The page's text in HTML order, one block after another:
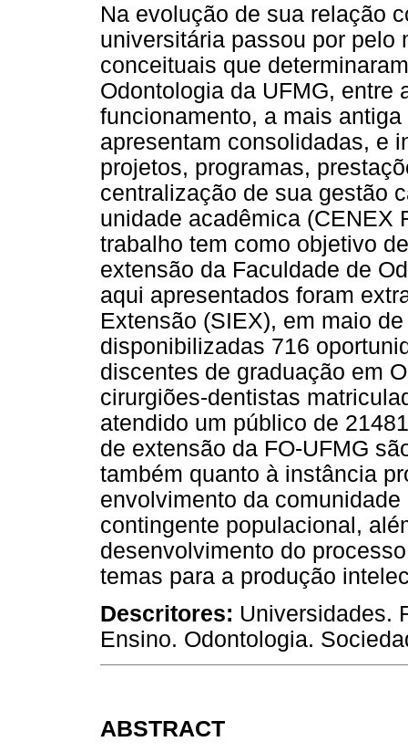
Na evolução de sua relação
universitária passou por pelo
conceituais que
Odontologia da UFMG, entre
funcionamento, a mais
apresentam consolidadas, e
projetos, programas,
centralização de sua gestão
unidade acadêmica (CENEX
trabalho tem como objetivo
extensão da Faculdade de
aqui apresentados foram
Extensão (SIEX), em maio
disponibilizadas 716
discentes de graduação em
cirurgiões-dentistas
atendido um público de
de extensão da FO-UFMG
também quanto à instância
envolvimento da
contingente populacional,
desenvolvimento do
temas para a produção
Descritores: Universidades.
Ensino. Odontologia.
ABSTRACT